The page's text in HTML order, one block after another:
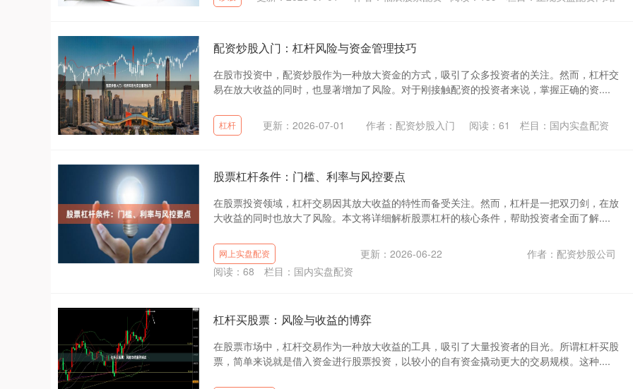
配资炒股入门：杠杆风险与资金管理技巧
在股市投资中，配资炒股作为一种放大资金的方式，吸引了众多投资者的关注。然而，杠杆交
易在放大收益的同时，也显著增加了风险。对于刚接触配资的投资者来说，掌握正确的资....
杠杆 更新：2026-07-01 作者：配资炒股入门 阅读： 61 栏目： 国内实盘配资
股票杠杆条件：门槛、利率与风控要点
在股票投资领域，杠杆交易因其放大收益的特性而备受关注。然而，杠杆是一把双刃剑，在放
大收益的同时也放大了风险。本文将详细解析股票杠杆的核心条件，帮助投资者全面了解....
网上实盘配资 更新：2026-06-22
作者：配资炒股公司
阅读： 68 栏目： 国内实盘配资
杠杆买股票：风险与收益的博弈
在股票市场中，杠杆交易作为一种放大收益的工具，吸引了大量投资者的目光。所谓杠杆买股
票，简单来说就是借入资金进行股票投资，以较小的自有资金撬动更大的交易规模。这种....